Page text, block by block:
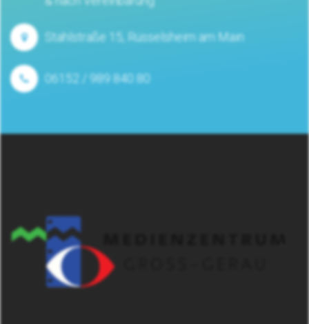
Stahlstraße 15, Rüsselsheim am Main
06152 / 989 840 80